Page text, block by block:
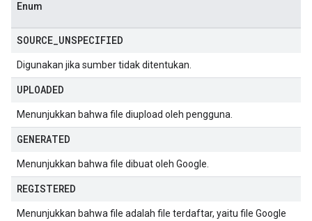
Enum
SOURCE UNSPECIFIED
Digunakan jika sumber tidak ditentukan.
UPLOADED
Menunjukkan bahwa file diupload oleh pengguna.
GENERATED
Menunjukkan bahwa file dibuat oleh Google.
REGISTERED
Menunjukkan bahwa file adalah file terdaftar, yaitu file Google